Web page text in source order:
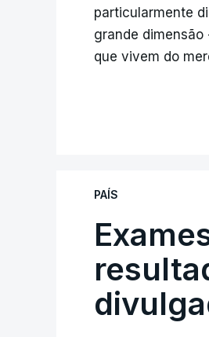
particularmente
grande
que vivem do
PAÍS